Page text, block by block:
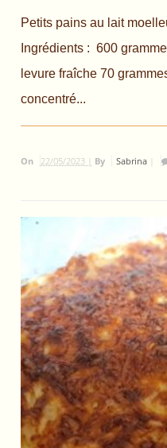
Petits pains au lait
Ingrédients : 600
levure fraîche 70
concentré...
On 22/05/2023 | By Sabrina|